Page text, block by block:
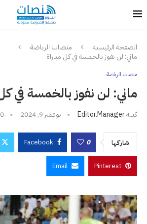
الصفحة الرئيسية
منصات الرياضة
ماني: لن نفوز بالخمسة في كل مباراة
منصات الرياضة
ماني: لن نفوز بالخمسة في
كتبهEditor.manager نوفمبر 9, 2024 0 تعليقات
شاركها 0
Facebook
Pinterest
Email